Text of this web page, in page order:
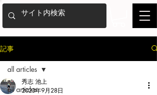
記事
all articles
all articles
秀志 池上
2023年9月28日